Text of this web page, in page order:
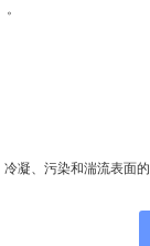
凝、污染和湍流表面的